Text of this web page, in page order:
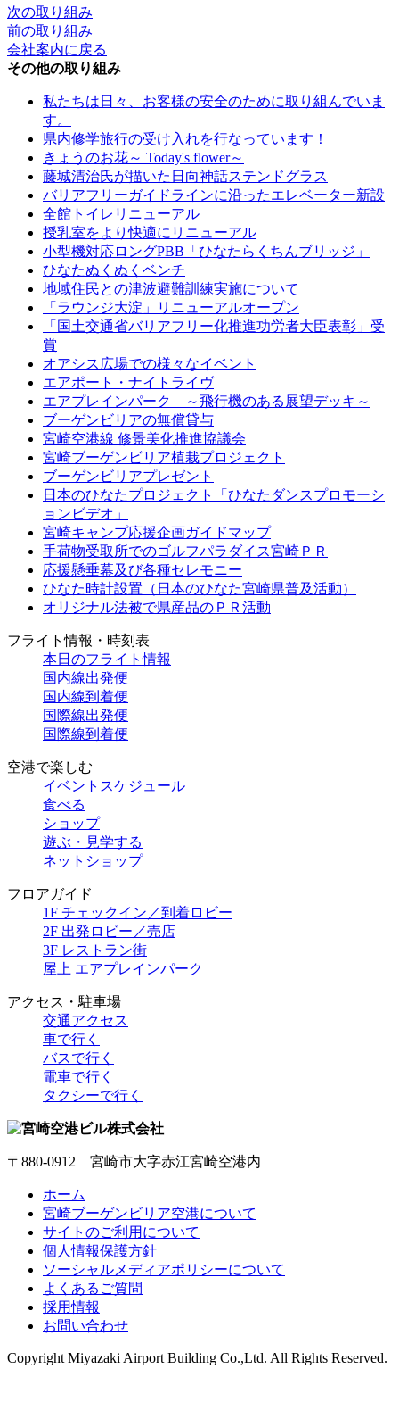
次の取り組み
前の取り組み
会社案内に戻る
その他の取り組み
私たちは日々、お客様の安全のために取り組んでいま
す。
県内修学旅行の受け入れを行なっています！
きょうのお花～ Today's flower～
藤城清治氏が描いた日向神話ステンドグラス
バリアフリーガイドラインに沿ったエレベーター新設
全館トイレリニューアル
授乳室をより快適にリニューアル
小型機対応ロングPBB「ひなたらくちんブリッジ」
ひなたぬくぬくベンチ
地域住民との津波避難訓練実施について
「ラウンジ大淀」リニューアルオープン
「国土交通省バリアフリー化推進功労者大臣表彰」受
賞
オアシス広場での様々なイベント
エアポート・ナイトライヴ
エアプレインパーク ～飛行機のある展望デッキ～
ブーゲンビリアの無償貸与
宮崎空港線 修景美化推進協議会
宮崎ブーゲンビリア植栽プロジェクト
ブーゲンビリアプレゼント
日本のひなたプロジェクト「ひなたダンスプロモーシ
ョンビデオ」
宮崎キャンプ応援企画ガイドマップ
手荷物受取所でのゴルフパラダイス宮崎ＰＲ
応援懸垂幕及び各種セレモニー
ひなた時計設置（日本のひなた宮崎県普及活動）
オリジナル法被で県産品のＰＲ活動
フライト情報・時刻表
本日のフライト情報
国内線出発便
国内線到着便
国際線出発便
国際線到着便
空港で楽しむ
イベントスケジュール
食べる
ショップ
遊ぶ・見学する
ネットショップ
フロアガイド
1F チェックイン／到着ロビー
2F 出発ロビー／売店
3F レストラン街
屋上 エアプレインパーク
アクセス・駐車場
交通アクセス
車で行く
バスで行く
電車で行く
タクシーで行く
〒880-0912 宮崎市大字赤江宮崎空港内
ホーム
宮崎ブーゲンビリア空港について
サイトのご利用について
個人情報保護方針
ソーシャルメディアポリシーについて
よくあるご質問
採用情報
お問い合わせ
Copyright Miyazaki Airport Building Co.,Ltd. All Rights Reserved.